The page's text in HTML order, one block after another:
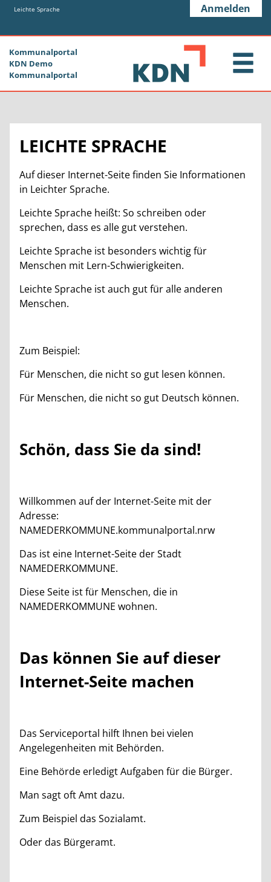
Zum Hauptinhalt springen
Zum Header
Zum Hauptinhalt
Zum Footer
Leichte Sprache Anmelden
Kommunalportal
KDN Demo
Kommunalportal
LEICHTE SPRACHE
Auf dieser Internet-Seite finden Sie Informationen
in Leichter Sprache.
Leichte Sprache heißt: So schreiben oder
sprechen, dass es alle gut verstehen.
Leichte Sprache ist besonders wichtig für
Menschen mit Lern-Schwierigkeiten.
Leichte Sprache ist auch gut für alle anderen
Menschen.
Zum Beispiel:
Für Menschen, die nicht so gut lesen können.
Für Menschen, die nicht so gut Deutsch können.
Schön, dass Sie da sind!
Willkommen auf der Internet-Seite mit der
Adresse:
NAMEDERKOMMUNE.kommunalportal.nrw
Das ist eine Internet-Seite der Stadt
NAMEDERKOMMUNE.
Diese Seite ist für Menschen, die in
NAMEDERKOMMUNE wohnen.
Das können Sie auf dieser
Internet-Seite machen
Das Serviceportal hilft Ihnen bei vielen
Angelegenheiten mit Behörden.
Eine Behörde erledigt Aufgaben für die Bürger.
Man sagt oft Amt dazu.
Zum Beispiel das Sozialamt.
Oder das Bürgeramt.